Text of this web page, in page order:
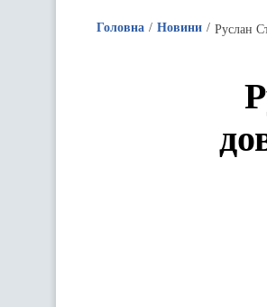
Головна Новини Руслан